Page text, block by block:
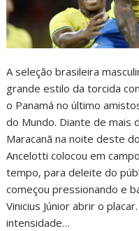
A seleção brasileira
grande estilo da torcida
o Panamá no último
do Mundo. Diante de
Maracanã na noite deste
Ancelotti colocou em
tempo, para deleite do
começou pressionando e
Vinicius Júnior abrir o
intensidade…